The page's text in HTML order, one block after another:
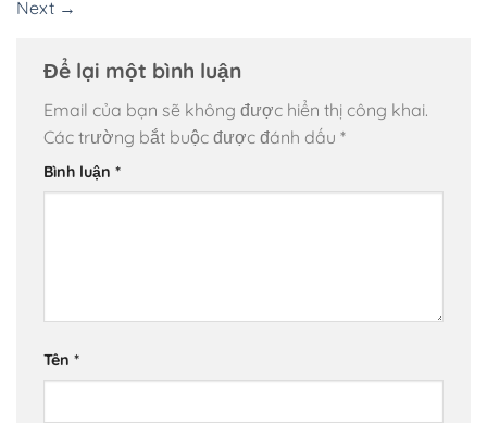
Next →
Để lại một bình luận
Email của bạn sẽ không được hiển thị công khai.
Các trường bắt buộc được đánh dấu *
Bình luận *
Tên *